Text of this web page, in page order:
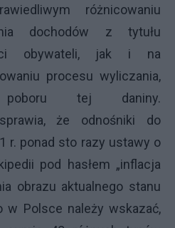
różnicowaniu
dochodów z tytułu
obywateli, jak i na
procesu wyliczania,
tej daniny.
że odnośniki do
r. ponad sto razy ustawy o
pod hasłem „inflacja
obrazu aktualnego stanu
w Polsce należy wskazać,